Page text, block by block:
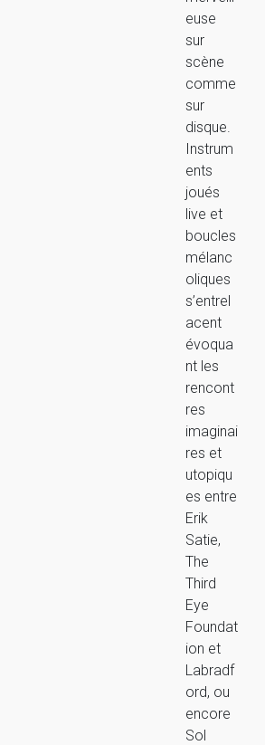
euse
sur
scène
comme
sur
disque.
Instrum
ents
joués
live et
boucles
mélanc
oliques
s’entrel
acent
évoqua
nt les
rencont
res
imaginai
res et
utopiqu
es entre
Erik
Satie,
The
Third
Eye
Foundat
ion et
Labradf
ord, ou
encore
Sol